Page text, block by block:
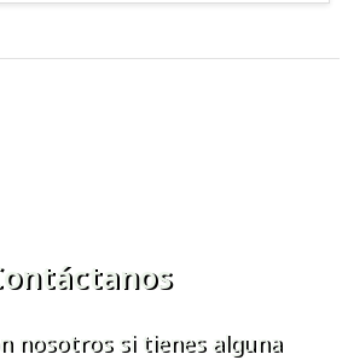
nosotros si tienes alguna